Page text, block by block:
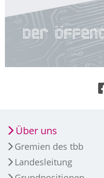
Über uns
Gremien des tbb
Landesleitung